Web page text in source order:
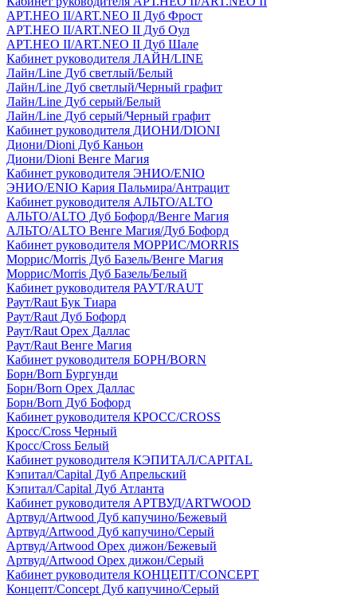
АРТ.НЕО II/ART.NEO II Дуб Фрост
АРТ.НЕО II/ART.NEO II Дуб Оул
АРТ.НЕО II/ART.NEO II Дуб Шале
Кабинет руководителя ЛАЙН/LINE
Лайн/Line Дуб светлый/Белый
Лайн/Line Дуб светлый/Черный графит
Лайн/Line Дуб серый/Белый
Лайн/Line Дуб серый/Черный графит
Кабинет руководителя ДИОНИ/DIONI
Диони/Dioni Дуб Каньон
Диони/Dioni Венге Магия
Кабинет руководителя ЭНИО/ENIO
ЭНИО/ENIO Кария Пальмира/Антрацит
Кабинет руководителя АЛЬТО/ALTO
АЛЬТО/ALTO Дуб Бофорд/Венге Магия
АЛЬТО/ALTO Венге Магия/Дуб Бофорд
Кабинет руководителя МОРРИС/MORRIS
Моррис/Morris Дуб Базель/Венге Магия
Моррис/Morris Дуб Базель/Белый
Кабинет руководителя РАУТ/RAUT
Раут/Raut Бук Тиара
Раут/Raut Дуб Бофорд
Раут/Raut Орех Даллас
Раут/Raut Венге Магия
Кабинет руководителя БОРН/BORN
Борн/Born Бургунди
Борн/Born Орех Даллас
Борн/Born Дуб Бофорд
Кабинет руководителя КРОСС/CROSS
Кросс/Cross Черный
Кросс/Cross Белый
Кабинет руководителя КЭПИТАЛ/CAPITAL
Кэпитал/Capital Дуб Апрельский
Кэпитал/Capital Дуб Атланта
Кабинет руководителя АРТВУД/ARTWOOD
Артвуд/Artwood Дуб капучино/Бежевый
Артвуд/Artwood Дуб капучино/Серый
Артвуд/Artwood Орех дижон/Бежевый
Артвуд/Artwood Орех дижон/Серый
Кабинет руководителя КОНЦЕПТ/CONCEPT
Концепт/Concept Дуб капучино/Серый